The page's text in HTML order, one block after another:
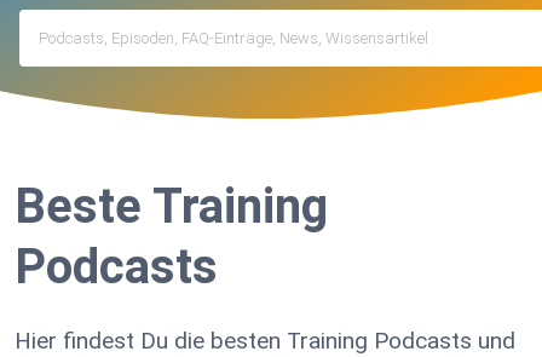
Beste Training
Podcasts
Hier findest Du die besten Training Podcasts und